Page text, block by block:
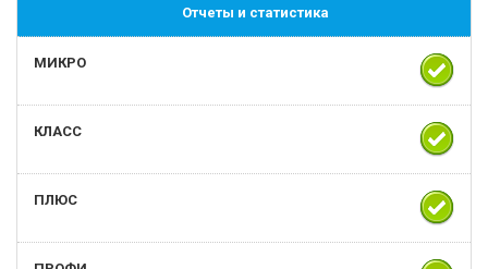
Отчеты и статистика